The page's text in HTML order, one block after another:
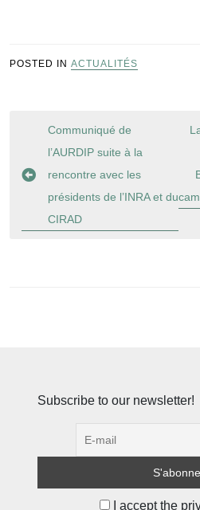
POSTED IN ACTUALITÉS
Navigation
l’article
Communiqué de
l’AURDIP suite à la
rencontre avec les
présidents de l’INRA et du
CIRAD
Subscribe to our newsletter!
I accept the